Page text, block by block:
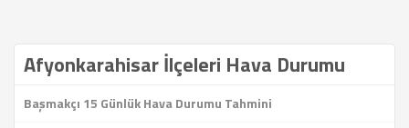
Afyonkarahisar İlçeleri Hava Durumu
Başmakçı 15 Günlük Hava Durumu Tahmini